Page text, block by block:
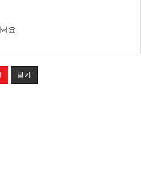
요.
닫기